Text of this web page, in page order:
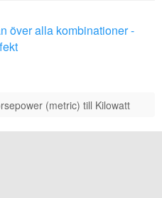
över alla kombinationer -
(metric) till Kilowatt